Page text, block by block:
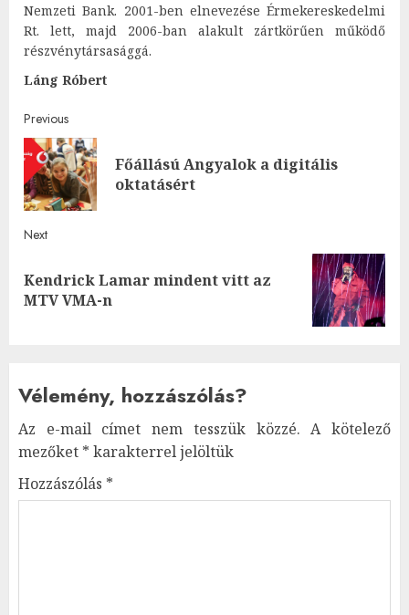
Nemzeti Bank. 2001-ben elnevezése Érmekereskedelmi
Rt. lett, majd 2006-ban alakult zártkörűen működő
részvénytársasággá.
Láng Róbert
Post
navigation
Previous
Főállású Angyalok a digitális
oktatásért
Next
Next
post:
Kendrick Lamar mindent vitt az
MTV VMA-n
Vélemény, hozzászólás?
Az e-mail címet nem tesszük közzé. A kötelező
mezőket * karakterrel jelöltük
Hozzászólás *